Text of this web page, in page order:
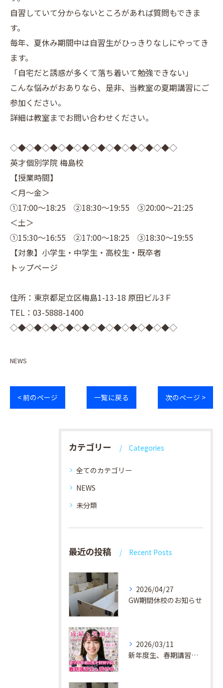
自習していて分からないところがあれば質問もできま
す。
毎年、夏休み期間中は自習生がひっきりなしにやってき
ます。
「自宅だと誘惑が多くて落ち着いて勉強できない」
こんな悩みがおありなら、是非、当教室の夏期講習にご
参加ください。
詳細は教室までお問い合わせください。
◇◆◇◆◇◆◇◆◇◆◇◆◇◆◇◆◇◆◇◆◇
英才個別学院 梅島校
【授業時間】
＜月～金＞
①17:00～18:25 ②18:30～19:55 ③20:00～21:25
＜土＞
①15:30～16:55 ②17:00～18:25 ③18:30～19:55
【対象】小学生・中学生・高校生・既卒者
トップページ
住所：東京都足立区梅島1-13-18 原田ビル3Ｆ
TEL：03-5888-1400
◇◆◇◆◇◆◇◆◇◆◇◆◇◆◇◆◇◆◇◆◇
NEWS
< 前のページ 一覧に戻る 次のページ >
カテゴリー Categories
全てのカテゴリー
NEWS
未分類
最近の投稿 Recent Posts
2026/04/27
GW期間休校のお知らせ
2026/03/11
新年度生、春期講習生 受付中！